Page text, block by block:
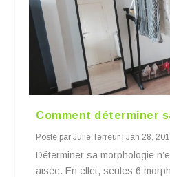
Comment déterminer
Posté parJulie Terreur |Jan 28,
Déterminer sa morphologie
aisée. En effet, seules 6